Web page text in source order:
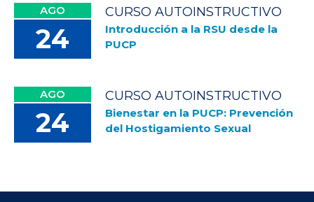
AGO
24
CURSO AUTOINSTRUCTIVO
Introducción a la RSU desde la
PUCP
AGO
24
CURSO AUTOINSTRUCTIVO
Bienestar en la PUCP: Prevención
del Hostigamiento Sexual